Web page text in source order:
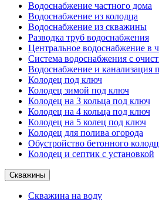
Водоснабжение частного дома
Водоснабжение из колодца
Водоснабжение из скважины
Разводка труб водоснабжения
Центральное водоснабжение в
Система водоснабжения с
Водоснабжение и канализация
Колодец под ключ
Колодец зимой под ключ
Колодец на 3 кольца под ключ
Колодец на 4 кольца под ключ
Колодец на 5 колец под ключ
Колодец для полива огорода
Обустройство бетонного
Колодец и септик с установкой
Скважины
Скважина на воду